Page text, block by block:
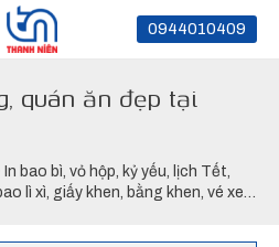
0944010409
quán ăn đẹp tại
In bao bì, vỏ hộp, kỷ yếu, lịch Tết,
lì xì, giấy khen, bằng khen, vé xe,